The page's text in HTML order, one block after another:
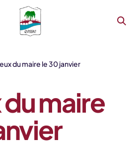
du maire le 30 janvier
maire